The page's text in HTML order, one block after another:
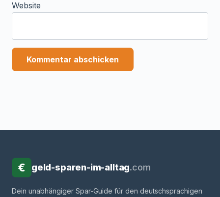
Website
€ geld-sparen-im-alltag.com
Dein unabhängiger Spar-Guide für den deutschsprachigen